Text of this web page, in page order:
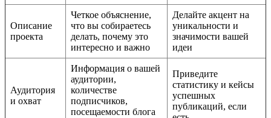
Описание
проекта
Четкое объяснение,
что вы собираетесь
делать, почему это
интересно и важно
Делайте акцент на
уникальности и
значимости вашей
идеи
Аудитория
и охват
Информация о вашей
аудитории,
количестве
подписчиков,
посещаемости блога
Приведите
статистику и кейсы
успешных
публикаций, если